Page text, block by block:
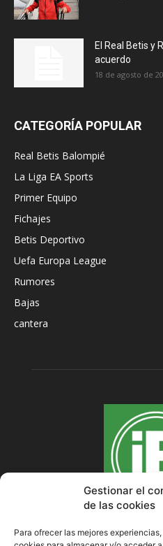
Gestionar el
de las cookies
Para ofrecer las mejores
El Real Betis y
acuerdo
18 de agosto de
CATEGORÍA POPULAR
Real Betis Balompié
La Liga EA Sports
Primer Equipo
Fichajes
Betis Deportivo
Uefa Europa League
Rumores
Bajas
cantera